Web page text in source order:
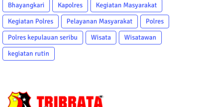
Bhayangkari Kapolres
Kegiatan Masyarakat
Kegiatan Polres
Pelayanan Masyarakat
Polres
Polres kepulauan seribu
Wisata
Wisatawan
kegiatan rutin